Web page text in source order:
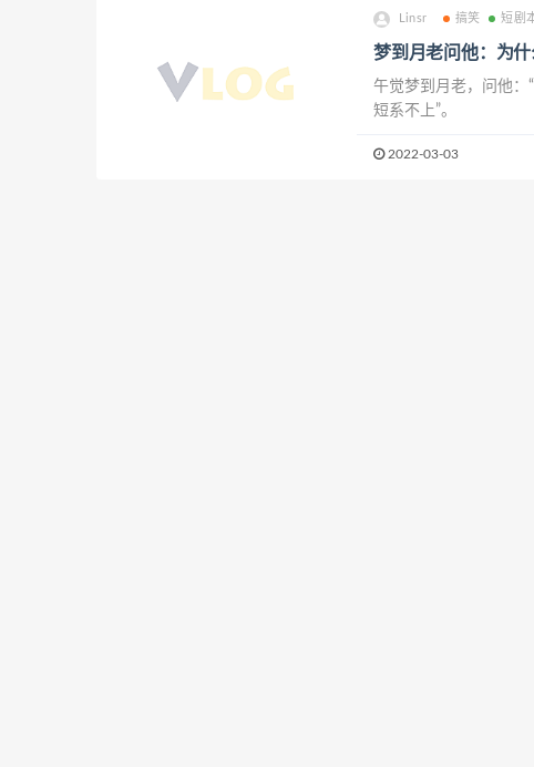
Linsr 搞笑 短剧
梦到月老问他：为什
午觉梦到月老，问他：
短系不上”。
2022-03-03